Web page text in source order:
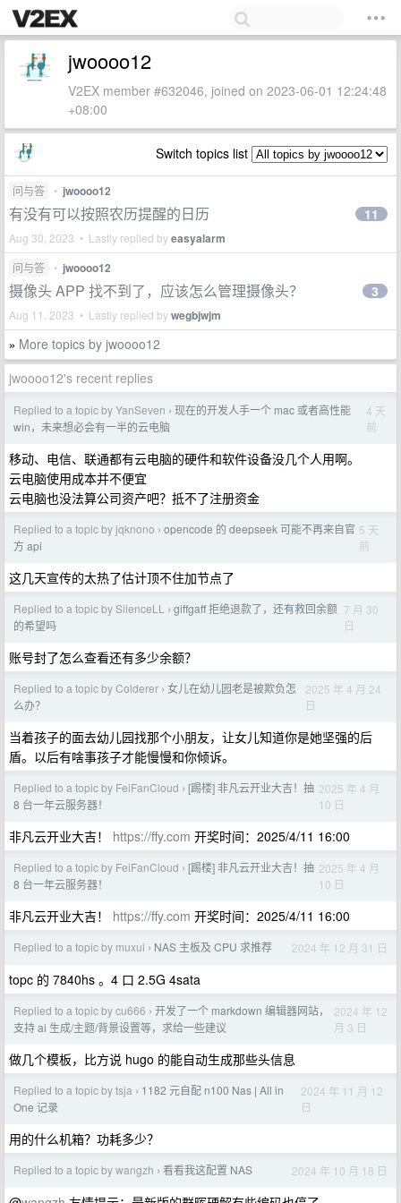
jwoooo12
V2EX member #632046, joined on 2023-06-01 12:24:48
+08:00
Switch topics list
问与答 • jwoooo12
有没有可以按照农历提醒的日历
Aug 30, 2023 • Lastly replied byeasyalarm
11
问与答 • jwoooo12
摄像头 APP 找不到了，应该怎么管理摄像头？
Aug 11, 2023 • Lastly replied bywegbjwjm
3
» More topics by jwoooo12
jwoooo12's recent replies
Replied to a topic by YanSeven › 现在的开发人手一个 mac 或者高性能
win，未来想必会有一半的云电脑
4 天
前
移动、电信、联通都有云电脑的硬件和软件设备没几个人用啊。
云电脑使用成本并不便宜
云电脑也没法算公司资产吧？抵不了注册资金
Replied to a topic by jqknono › opencode 的 deepseek 可能不再来自官
方 api
5 天
前
这几天宣传的太热了估计顶不住加节点了
Replied to a topic by SilenceLL › giffgaff 拒绝退款了，还有救回余额
的希望吗
7 月 30
日
账号封了怎么查看还有多少余额？
Replied to a topic by Colderer › 女儿在幼儿园老是被欺负怎
么办？
2025 年 4 月 24
日
当着孩子的面去幼儿园找那个小朋友，让女儿知道你是她坚强的后
盾。以后有啥事孩子才能慢慢和你倾诉。
Replied to a topic by FeiFanCloud › [踢楼] 非凡云开业大吉！抽
8 台一年云服务器！
2025 年 4 月
10 日
非凡云开业大吉！ https://ffy.com 开奖时间：2025/4/11 16:00
Replied to a topic by FeiFanCloud › [踢楼] 非凡云开业大吉！抽
8 台一年云服务器！
2025 年 4 月
10 日
非凡云开业大吉！ https://ffy.com 开奖时间：2025/4/11 16:00
Replied to a topic by muxui › NAS 主板及 CPU 求推荐 2024 年 12 月 31 日
topc 的 7840hs 。4 口 2.5G 4sata
Replied to a topic by cu666 › 开发了一个 markdown 编辑器网站，
支持 ai 生成/主题/背景设置等，求给一些建议
2024 年 12
月 3 日
做几个模板，比方说 hugo 的能自动生成那些头信息
Replied to a topic by tsja › 1182 元自配 n100 Nas | All in
One 记录
2024 年 11 月 12
日
用的什么机箱？功耗多少？
Replied to a topic by wangzh › 看看我这配置 NAS 2024 年 10 月 18 日